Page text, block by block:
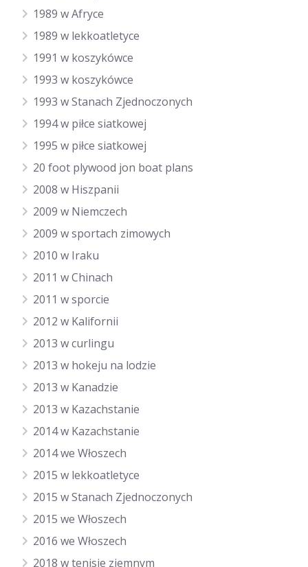
1989 w Afryce
1989 w lekkoatletyce
1991 w koszykówce
1993 w koszykówce
1993 w Stanach Zjednoczonych
1994 w piłce siatkowej
1995 w piłce siatkowej
20 foot plywood jon boat plans
2008 w Hiszpanii
2009 w Niemczech
2009 w sportach zimowych
2010 w Iraku
2011 w Chinach
2011 w sporcie
2012 w Kalifornii
2013 w curlingu
2013 w hokeju na lodzie
2013 w Kanadzie
2013 w Kazachstanie
2014 w Kazachstanie
2014 we Włoszech
2015 w lekkoatletyce
2015 w Stanach Zjednoczonych
2015 we Włoszech
2016 we Włoszech
2018 w tenisie ziemnym